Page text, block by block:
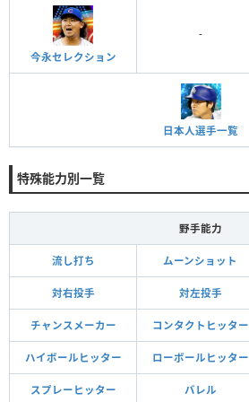
今永セレクション
-
日本人選手一覧
特殊能力別一覧
野手能力
流し打ち ムーンショット
対右投手 対左投手
チャンスメーカー コンタクトヒッター
ハイボールヒッター ローボールヒッター
スプレーヒッター バレル